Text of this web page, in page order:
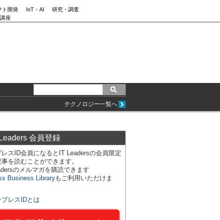
ト開発 IoT・AI
研究・調査
座
テクノロジー一覧へ
会員登録
スID会員になるとIT Leadersの会員限定
を読むことができます。
のメルマガを購読できます
Business Libraryもご利用いただけま
プレスIDとは